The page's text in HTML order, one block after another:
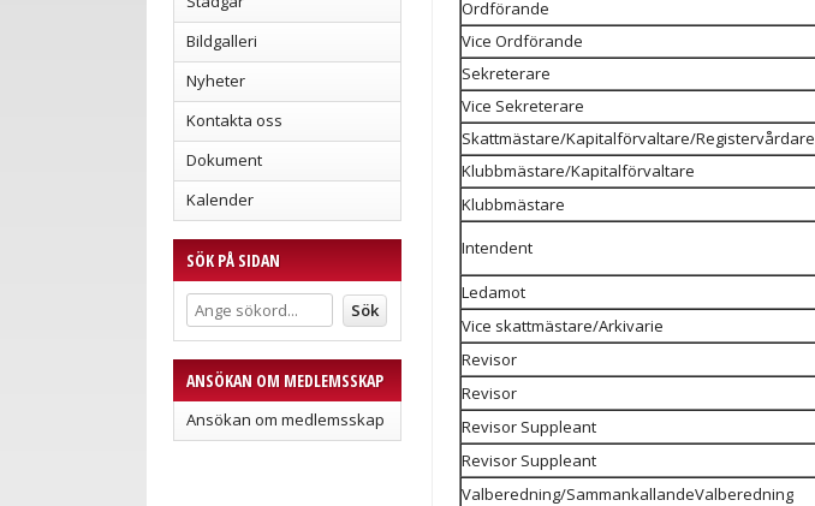
Bildgalleri
Nyheter
Kontakta oss
Dokument
Kalender
SÖK PÅ SIDAN
ANSÖKAN OM MEDLEMSSKAP
Ansökan om medlemsskap
Ordförande
Vice Ordförande
Sekreterare
Vice Sekreterare
Skattmästare/Kapitalförvaltare/Registervårdare
Klubbmästare/Kapitalförvaltare
Klubbmästare
Intendent
Ledamot
Vice skattmästare/Arkivarie
Revisor
Revisor
Revisor Suppleant
Revisor Suppleant
Valberedning/SammankallandeValberedning